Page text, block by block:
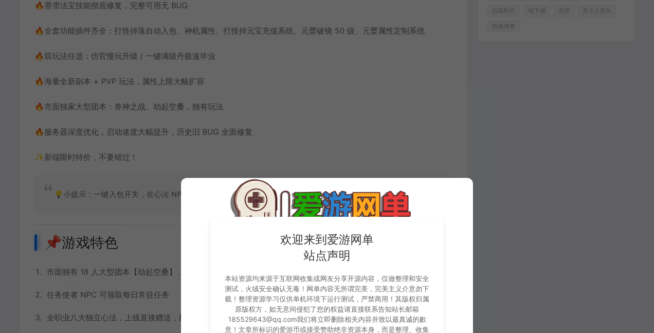
🔥墨雪法宝技能彻底修复，完整可用无 BUG
🔥全套功能插件齐全：打怪掉落自动入包、神机属性、打怪掉元宝充值系统、元婴破镜 50 级、元婴属性定制系统
🔥双玩法任选：仿官慢玩升级 / 一键满级丹极速毕业
🔥海量全新副本 + PVP 玩法，属性上限大幅扩容
🔥市面独家大型团本：兽神之战、劫起空桑，独有玩法
🔥服务器深度优化，启动速度大幅提升，历史旧 BUG 全面修复
✨新端限时特价，不要错过！
💡小提示：一键入包开关，在心法 NPC 处直接开启 / 关闭
📌游戏特色
市面独有 18 人大型团本【劫起空桑】、【兽神之战】，支持开团投点分配装备
任务使者 NPC 可领取每日常驻任务
全职业八大独立心法，上线直接赠送，配套专属独立技能特效
石器时代 地下城 赤壁 圣斗士星矢
热血传奇
欢迎来到爱游网单
站点声明
本站资源均来源于互联网收集或网友分享开源内容，仅做整理和安全
测试，火绒安全确认无毒！网单内容无所谓完美，完美主义介意勿下
载！整理资源学习仅供单机环境下运行测试，严禁商用！其版权归属
原版权方，如无意间侵犯了您的权益请直接联系告知站长邮箱
185529643@qq.com我们将立即删除相关内容并致以最真诚的歉
意！文章所标识的爱游币或接受赞助绝非资源本身，而是整理、收集